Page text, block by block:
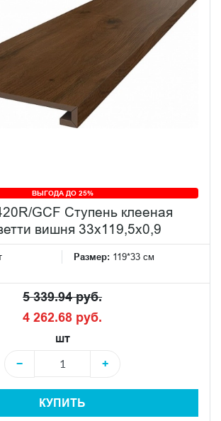
ВЫГОДА ДО 25%
GCF Ступень клееная
вишня 33x119,5x0,9
Размер: 119*33 см
5 339.94 руб.
4 262.68 руб.
шт
−
+
КУПИТЬ